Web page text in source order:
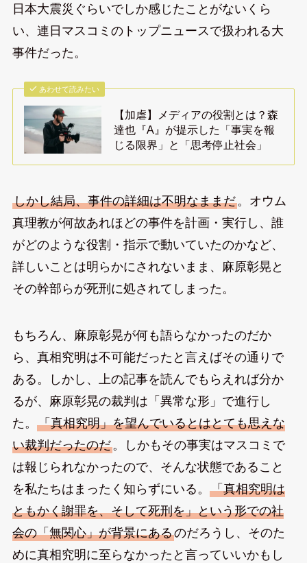
日本大震災ぐらいでしか感じたことがないくら
い、連日マスコミのトップニュースで扱われる大
事件だった。
あわせて読みたい
【加虐】メディアの役割とは？森
達也『A』が提示した「事実を報
じる限界」と「思考停止社会」
しかし結局、事件の詳細は不明なままだ。オウム
真理教が何故あれほどの事件を計画・実行し、誰
がどのような役割・指示で動いていたのかなど、
詳しいことは明らかにされないまま、麻原彰晃と
その幹部らが死刑に処されてしまった。
もちろん、麻原彰晃が何も語らなかったのだか
ら、真相究明は不可能だったと言えばその通りで
ある。しかし、上の記事を読んでもらえれば分か
るが、麻原彰晃の裁判は「異常な形」で進行し
た。 「真相究明」を望んでいるとはとても思えな
い裁判だったのだ。しかもその事実はマスコミで
は報じられなかったので、そんな状態であること
を私たちはまったく知らずにいる。 「真相究明は
ともかく謝罪を、そして死刑を」という形での社
会の「無関心」が背景にあるのだろうし、そのた
めに真相究明に至らなかったと言っていいかもし